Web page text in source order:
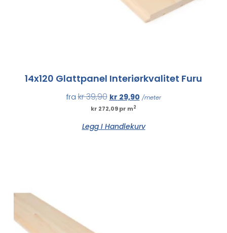
14x120 Glattpanel Interiørkvalitet Furu
fra kr39,90 kr 29,90 /meter
kr 272,09 pr m2
Legg I Handlekurv